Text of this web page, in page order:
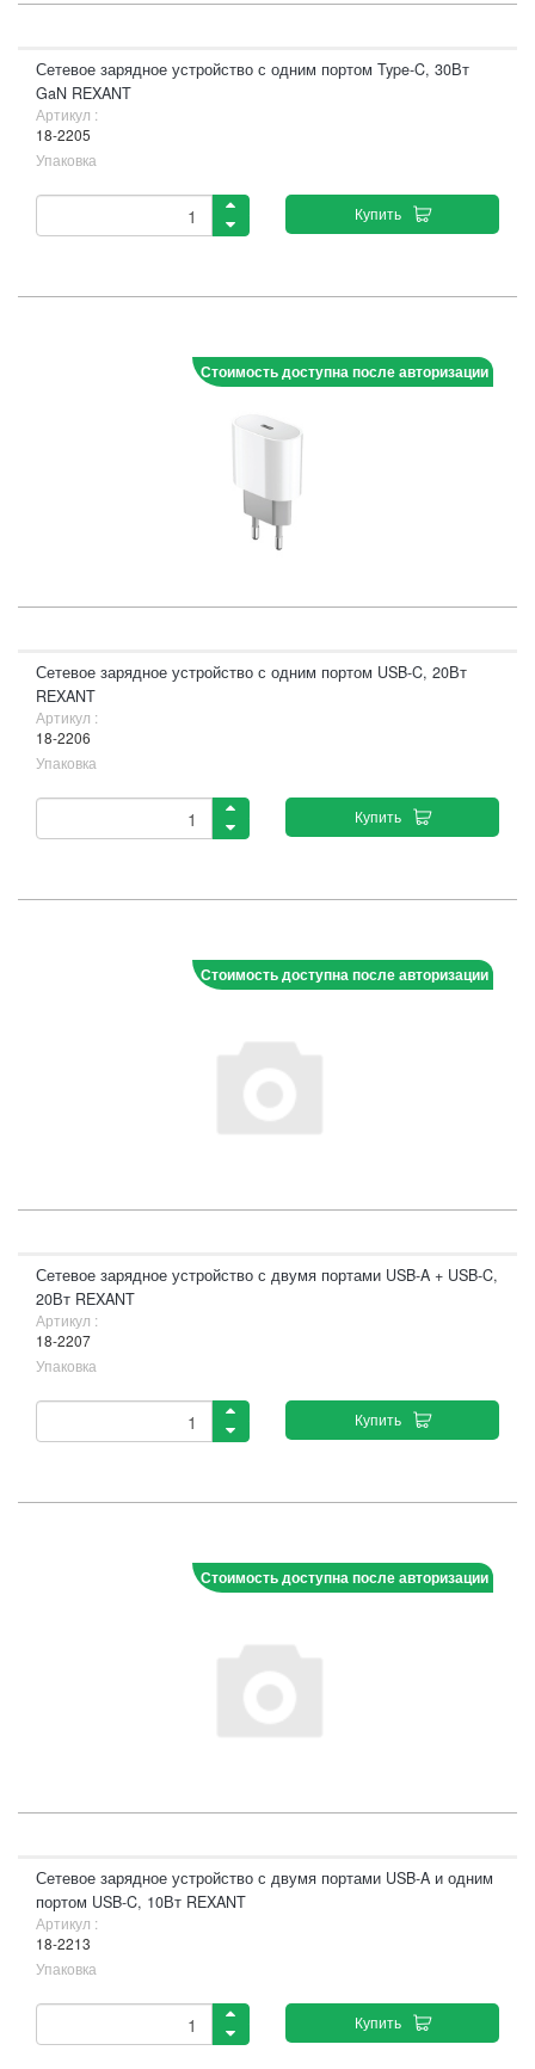
Сетевое зарядное устройство с одним портом Type-C, 30Вт
GaN REXANT
Артикул :
18-2205
Упаковка
Купить
Стоимость доступна после авторизации
Сетевое зарядное устройство с одним портом USB-C, 20Вт
REXANT
Артикул :
18-2206
Упаковка
Купить
Стоимость доступна после авторизации
Сетевое зарядное устройство с двумя портами USB-A + USB-C,
20Вт REXANT
Артикул :
18-2207
Упаковка
Купить
Стоимость доступна после авторизации
Сетевое зарядное устройство с двумя портами USB-A и одним
портом USB-C, 10Вт REXANT
Артикул :
18-2213
Упаковка
Купить